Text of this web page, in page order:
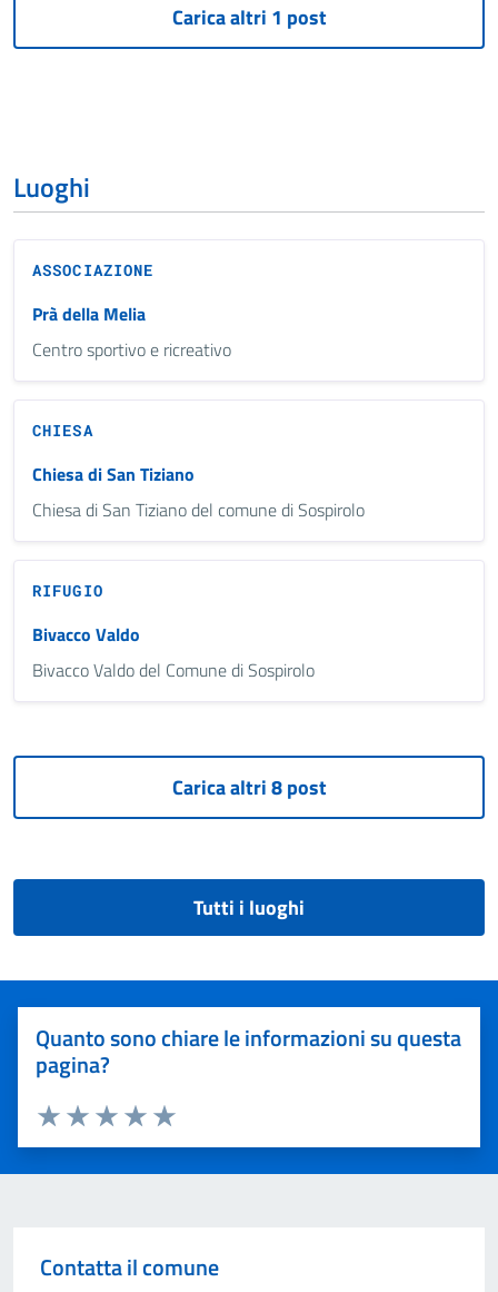
Luoghi
ASSOCIAZIONE
Prà della Melia
Centro sportivo e ricreativo
CHIESA
Chiesa di San Tiziano
Chiesa di San Tiziano del comune di Sospirolo
RIFUGIO
Bivacco Valdo
Bivacco Valdo del Comune di Sospirolo
Tutti i luoghi
Quanto sono chiare le informazioni su questa
pagina?
Valuta 5 stelle su 5
Valuta 4 stelle su 5
Valuta 3 stelle su 5
Valuta 2 stelle su 5
Valuta 1 stelle su 5
Contatta il comune